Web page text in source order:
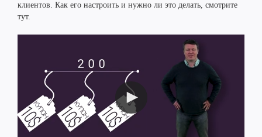
клиентов. Как его настроить и нужно ли это делать, смотрите
тут.